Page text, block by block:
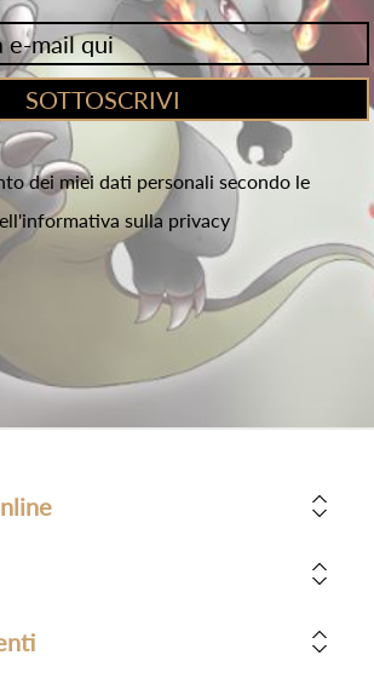
dei miei dati personali secondo le
sulla privacy